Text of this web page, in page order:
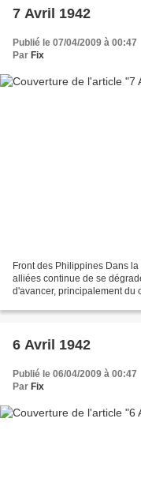
7 Avril 1942
Publié le 07/04/2009 à 00:47
Par Fix
Front des Philippines Dans
alliées continue de se
d'avancer, principalement du
6 Avril 1942
Publié le 06/04/2009 à 00:47
Par Fix